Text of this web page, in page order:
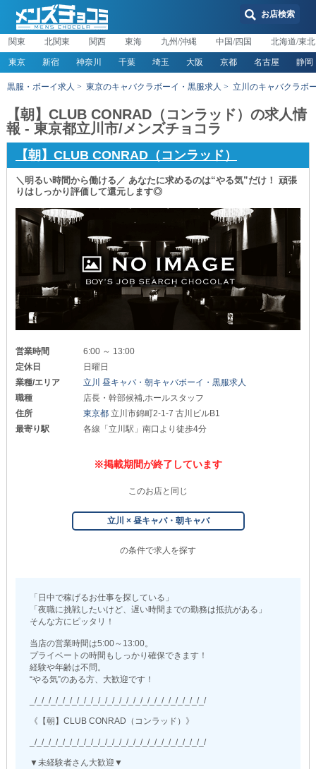
お店検索
関東 北関東 関西 東海 九州/沖縄 中国/四国 北海道/東北
東京 新宿 神奈川 千葉 埼玉 大阪 京都 名古屋 静岡
黒服・ボーイ求人 東京のキャバクラボーイ・黒服求人 立川のキャバクラボ
【朝】CLUB CONRAD（コンラッド）の求人情
報 - 東京都立川市/メンズチョコラ
【朝】CLUB CONRAD（コンラッド）
＼明るい時間から働ける／ あなたに求めるのは“やる気”だけ！ 頑張
りはしっかり評価して還元します◎
営業時間
6:00 ～ 13:00
定休日
日曜日
業種/エリア
立川 昼キャバ・朝キャバボーイ・黒服求人
職種
店長・幹部候補,ホールスタッフ
住所
東京都立川市錦町2-1-7 古川ビルB1
最寄り駅
各線「立川駅」南口より徒歩4分
※掲載期間が終了しています
このお店と同じ
立川 × 昼キャバ・朝キャバ
の条件で求人を探す
「日中で稼げるお仕事を探している」
「夜職に挑戦したいけど、遅い時間までの勤務は抵抗がある」
そんな方にピッタリ！
当店の営業時間は5:00～13:00。
プライベートの時間もしっかり確保できます！
経験や年齢は不問。
“やる気”のある方、大歓迎です！
_/_/_/_/_/_/_/_/_/_/_/_/_/_/_/_/_/_/_/_/_/_/_/_/_/
《【朝】CLUB CONRAD（コンラッド）》
_/_/_/_/_/_/_/_/_/_/_/_/_/_/_/_/_/_/_/_/_/_/_/_/_/
▼未経験者さん大歓迎▼